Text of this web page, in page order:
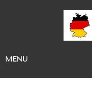
MENU